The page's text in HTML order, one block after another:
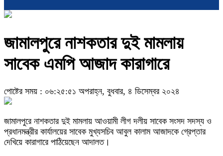
জামালপুরে নাশকতার দুই মামলায়
সাবেক এমপি আজাদ কারাগারে
পোষ্টের সময় : ০৬:২৫:৫১ অপরাহ্ন, বুধবার, ৪ ডিসেম্বর ২০২৪
জামালপুরে নাশকতার দুই মামলায় আওয়ামী লীগ দলীয় সাবেক সংসদ সদস্য ও
প্রধানমন্ত্রীর কার্যালয়ের সাবেক মুখ্যসচিব আবুল কালাম আজাদকে গ্রেপ্তার
দেখিয়ে কারাগারে পাঠিয়েছেন আদালত।